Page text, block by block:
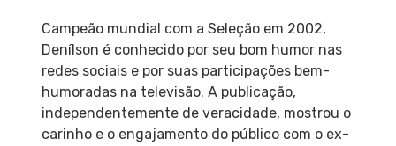
Campeão mundial com a Seleção em 2002,
Denílson é conhecido por seu bom humor nas
redes sociais e por suas participações bem-
humoradas na televisão. A publicação,
independentemente de veracidade, mostrou o
carinho e o engajamento do público com o ex-